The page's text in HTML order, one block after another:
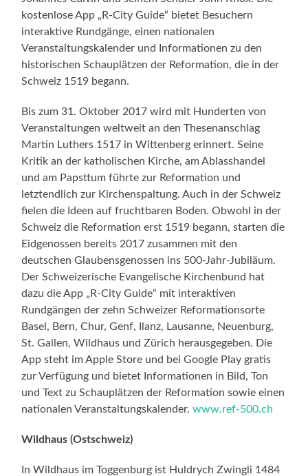
kostenlose App „R-City Guide“ bietet Besuchern
interaktive Rundgänge, einen nationalen
Veranstaltungskalender und Informationen zu den
historischen Schauplätzen der Reformation, die in der
Schweiz 1519 begann.
Bis zum 31. Oktober 2017 wird mit Hunderten von
Veranstaltungen weltweit an den Thesenanschlag
Martin Luthers 1517 in Wittenberg erinnert. Seine
Kritik an der katholischen Kirche, am Ablasshandel
und am Papsttum führte zur Reformation und
letztendlich zur Kirchenspaltung. Auch in der Schweiz
fielen die Ideen auf fruchtbaren Boden. Obwohl in der
Schweiz die Reformation erst 1519 begann, starten die
Eidgenossen bereits 2017 zusammen mit den
deutschen Glaubensgenossen ins 500-Jahr-Jubiläum.
Der Schweizerische Evangelische Kirchenbund hat
dazu die App „R-City Guide“ mit interaktiven
Rundgängen der zehn Schweizer Reformationsorte
Basel, Bern, Chur, Genf, Ilanz, Lausanne, Neuenburg,
St. Gallen, Wildhaus und Zürich herausgegeben. Die
App steht im Apple Store und bei Google Play gratis
zur Verfügung und bietet Informationen in Bild, Ton
und Text zu Schauplätzen der Reformation sowie einen
nationalen Veranstaltungskalender.www.ref-500.ch
Wildhaus (Ostschweiz)
In Wildhaus im Toggenburg ist Huldrych Zwingli 1484